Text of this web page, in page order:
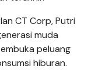
CT Corp, Putri
muda
peluang
hiburan.